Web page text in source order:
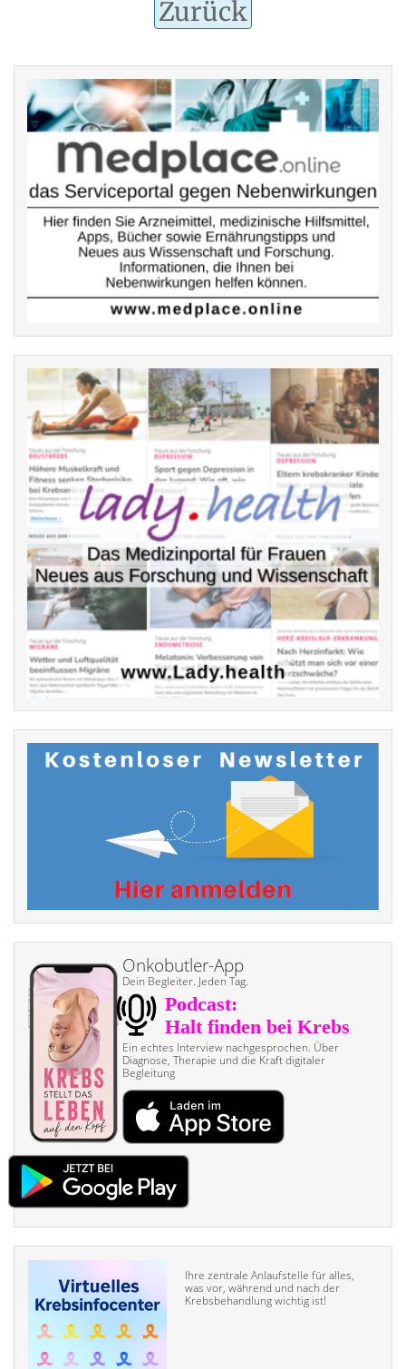
Zurück
Onkobutler-App
Dein Begleiter. Jeden Tag.
Ein echtes Interview nach­gesprochen. Über
Diagnose, Therapie und die Kraft digitaler
Begleitung
Ihre zentrale Anlaufstelle für alles,
was vor, während und nach der
Krebsbehandlung wichtig ist!